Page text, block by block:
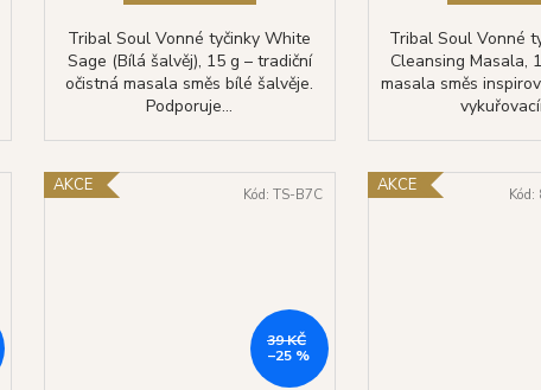
Tribal Soul Vonné tyčinky White
Sage (Bílá šalvěj), 15 g – tradiční
očistná masala směs bílé šalvěje.
Podporuje...
Tribal Soul Vonné
Cleansing Masala,
masala směs
AKCE
39 KČ
–25 %
Kód: TS-B7C AKCE Kód: